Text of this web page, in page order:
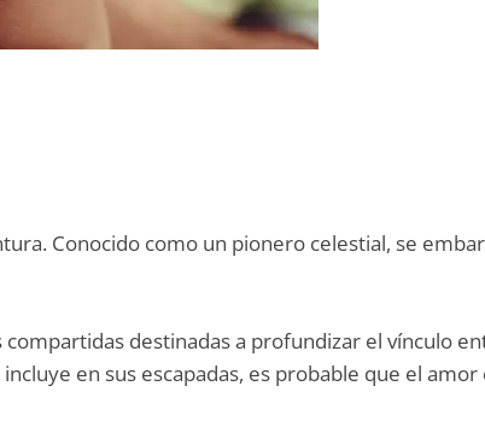
Conocido como un pionero celestial, se
destinadas a profundizar el vínculo
en sus escapadas, es probable que el